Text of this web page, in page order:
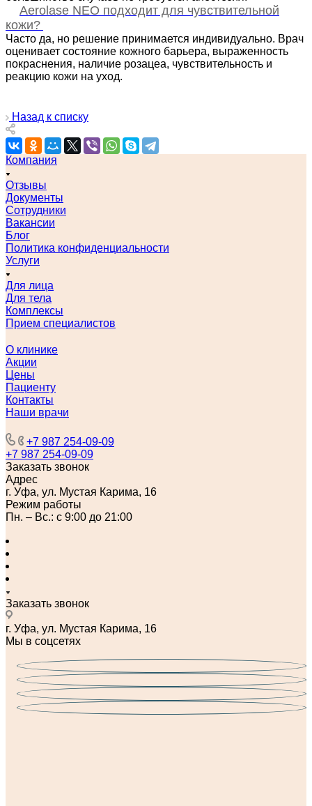
Aerolase NEO подходит для чувствительной
кожи?
Часто да, но решение принимается индивидуально. Врач
оценивает состояние кожного барьера, выраженность
покраснения, наличие розацеа, чувствительность и
реакцию кожи на уход.
Назад к списку
Компания
Отзывы
Документы
Сотрудники
Вакансии
Блог
Политика конфиденциальности
Услуги
Для лица
Для тела
Комплексы
Прием специалистов
О клинике
Акции
Цены
Пациенту
Контакты
Наши врачи
+7 987 254-09-09
+7 987 254-09-09
Заказать звонок
Адрес
г. Уфа, ул. Мустая Карима, 16
Режим работы
Пн. – Вс.: с 9:00 до 21:00
Заказать звонок
г. Уфа, ул. Мустая Карима, 16
Мы в соцсетях